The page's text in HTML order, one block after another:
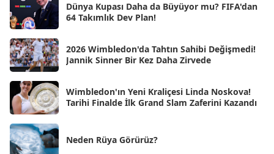
Eki 2024 [46]
Eyl 2024
Ağu 2024 [10]
Tem 2024
Haz 2024 [30]
Nis 2024 [59]
Dünya Kupası Daha da Büyüyor mu? FIFA'dan
64 Takımlık Dev Plan!
2026 Wimbledon'da Tahtın Sahibi Değişmedi!
Jannik Sinner Bir Kez Daha Zirvede
Wimbledon'ın Yeni Kraliçesi Linda Noskova!
Tarihi Finalde İlk Grand Slam Zaferini Kazandı
Neden Rüya Görürüz?